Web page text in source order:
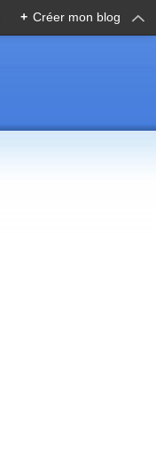
+ Créer mon blog